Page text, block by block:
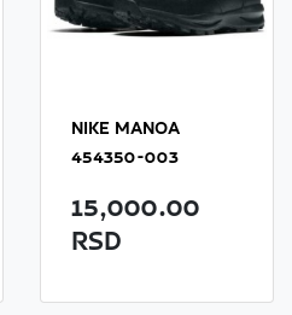
NIKE MANOA
454350-003
15,000.00
RSD